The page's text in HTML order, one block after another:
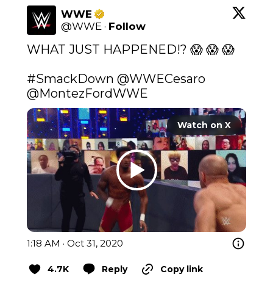
WWE
@WWE · Follow
WHAT JUST HAPPENED!? 😱 😱 😱
#SmackDown @WWECesaro
@MontezFordWWE
Watch on X
1:18 AM · Oct 31, 2020
4.7K Reply Copy link